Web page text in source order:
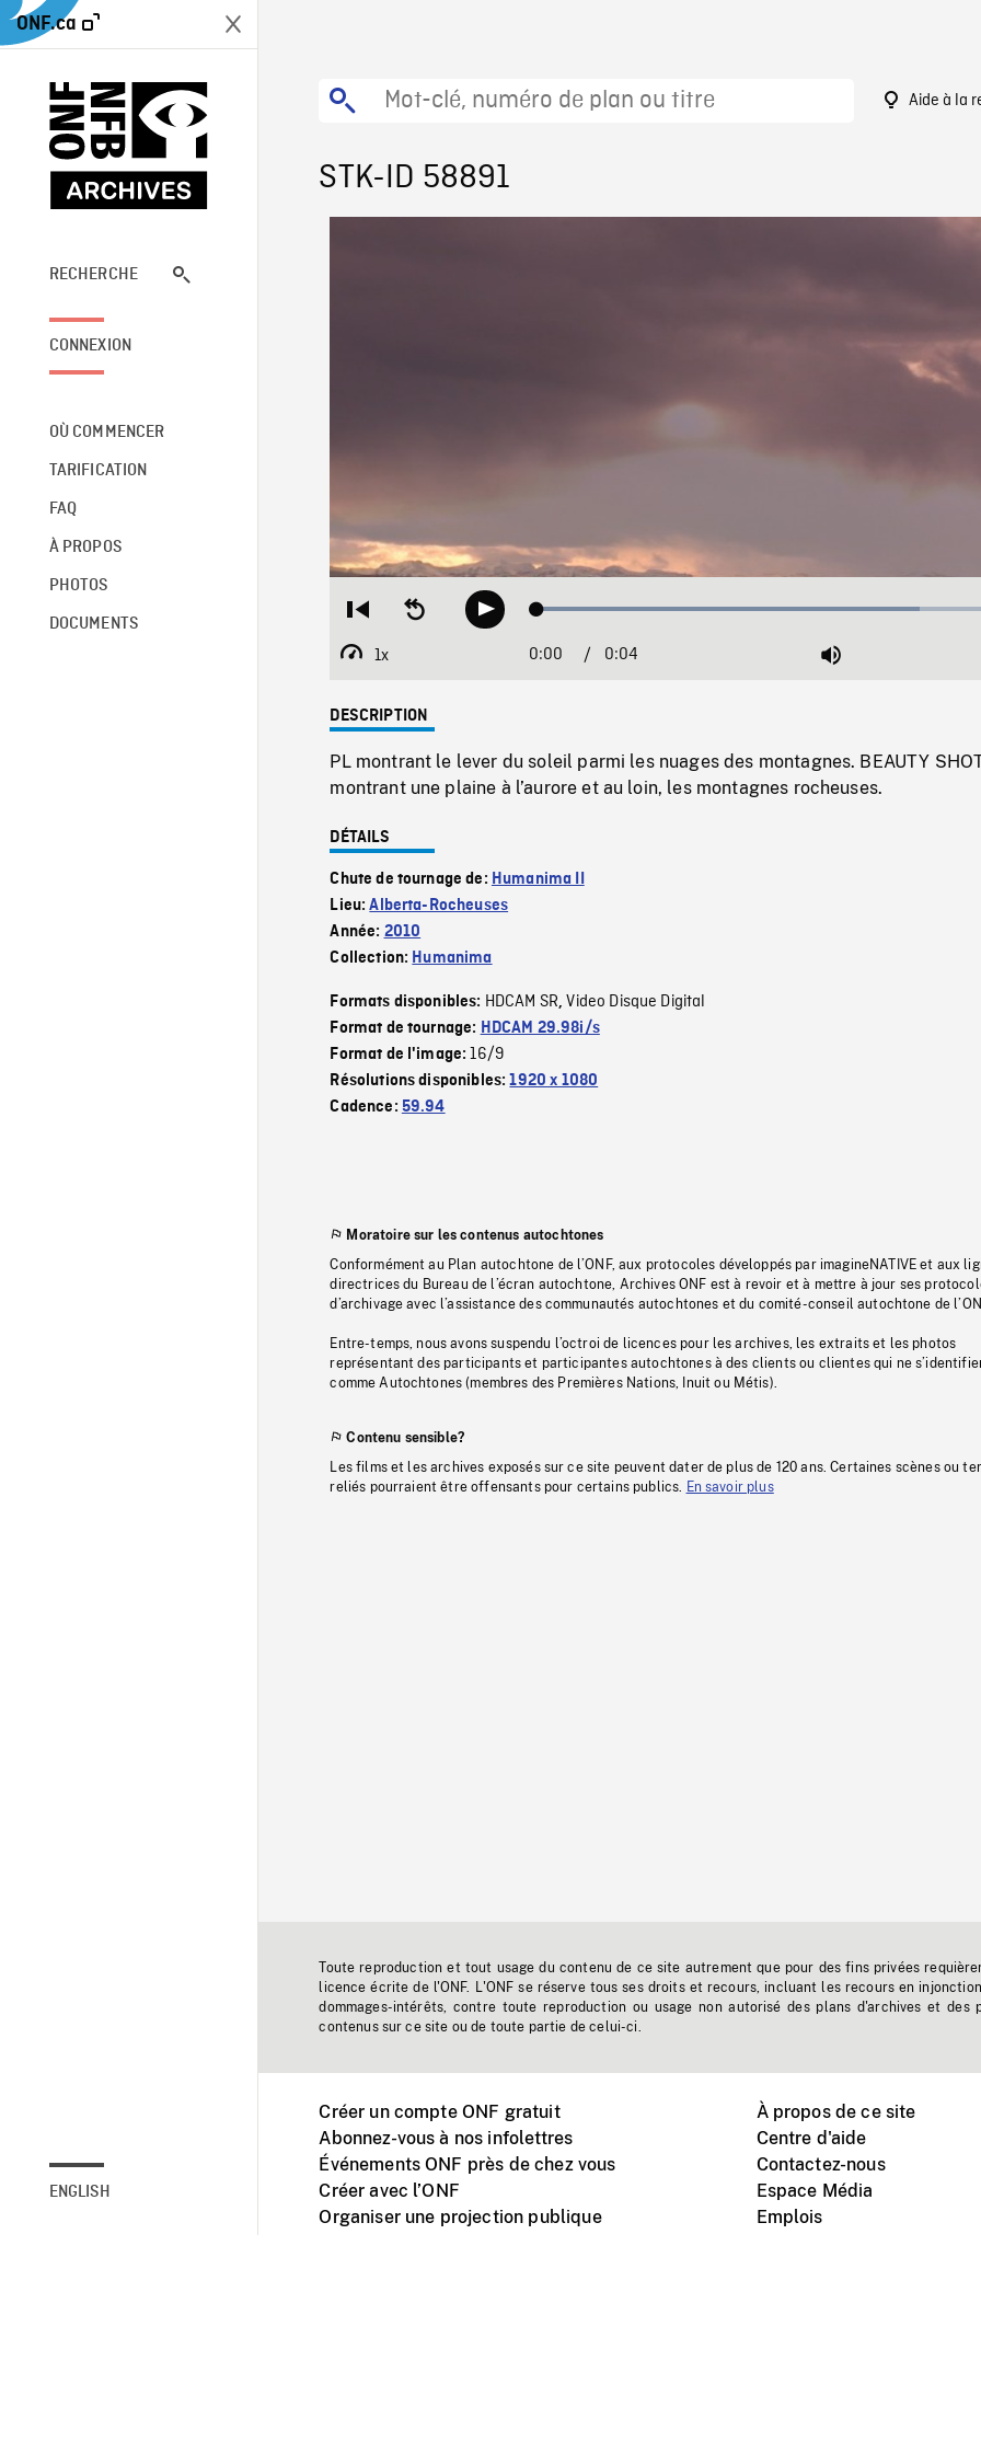
ONF.ca
RECHERCHE
CONNEXION
OÙ COMMENCER
TARIFICATION
FAQ
À PROPOS
PHOTOS
DOCUMENTS
ENGLISH
Aide à la
STK-ID 58891
Restart
beginning
Seek
backwardPlay Loaded:
1x
Playback
Current
0:00 / Duration
0:04 Mute
DESCRIPTION
PL montrant le lever du soleil parmi les nuages des montagnes. BEAUTY
montrant une plaine à l’aurore et au loin, les montagnes rocheuses.
DÉTAILS
Chute de tournage de: Humanima II
Lieu:Alberta-Rocheuses
Année: 2010
Collection: Humanima
Formats disponibles: HDCAM SR,Video Disque Digital
Format de tournage: HDCAM 29.98i/s
Format de l'image:16/9
Résolutions disponibles:1920 x 1080
Cadence: 59.94
Moratoire sur les contenus autochtones
Conformément au Plan autochtone de l’ONF, aux protocoles développés par imagineNATIVE et aux
directrices du Bureau de l’écran autochtone, Archives ONF est à revoir et à mettre à jour ses
d’archivage avec l’assistance des communautés autochtones et du comité-conseil autochtone de
Entre-temps, nous avons suspendu l’octroi de licences pour les archives, les extraits et les photos
représentant des participants et participantes autochtones à des clients ou clientes qui ne
comme Autochtones (membres des Premières Nations, Inuit ou Métis).
Contenu sensible?
Les films et les archives exposés sur ce site peuvent dater de plus de 120 ans. Certaines scènes ou
reliés pourraient être offensants pour certains publics.
En savoir plus
Toute reproduction et tout usage du contenu de ce site autrement que pour des fins privées
licence écrite de l'ONF. L'ONF se réserve tous ses droits et recours, incluant les recours en
dommages-intérêts, contre toute reproduction ou usage non autorisé des plans d'archives et des
contenus sur ce site ou de toute partie de celui-ci.
Créer un compte ONF gratuit
Abonnez-vous à nos infolettres
Événements ONF près de chez vous
Créer avec l’ONF
Organiser une projection publique
À propos de ce site
Centre d'aide
Contactez-nous
Espace Média
Emplois